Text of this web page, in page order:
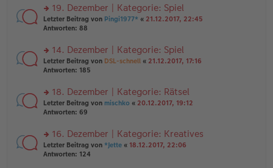
tr
a
g
e
n
er
tr
a
g
n
g
el
e
n
er
tr
a
g
rs
te
n
g
el
e
n
er
tr
a
g
19. Dezember | Kategorie: Spiel
Letzter Beitrag von Pingi1977* « 21.12.2017, 22:45
Antworten: 88
rs
te
n
g
el
e
n
er
14. Dezember | Kategorie: Spiel
Letzter Beitrag von DSL-schnell « 21.12.2017, 17:16
Antworten: 185
rs
te
n
g
el
18. Dezember | Kategorie: Rätsel
Letzter Beitrag von mischko « 20.12.2017, 19:12
Antworten: 69
rs
te
16. Dezember | Kategorie: Kreatives
Letzter Beitrag von *Jette « 18.12.2017, 22:06
Antworten: 124